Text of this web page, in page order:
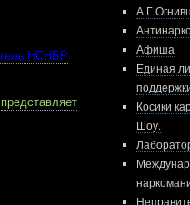
НСНБР
представляет
Афиша
Единая
Косики
Шоу.